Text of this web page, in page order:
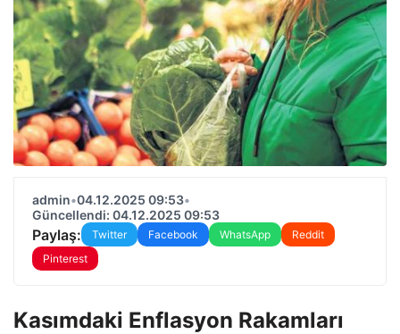
admin•04.12.2025 09:53•
Güncellendi: 04.12.2025 09:53
Paylaş: Twitter Facebook WhatsApp
Reddit
Pinterest
Kasımdaki Enflasyon Rakamları